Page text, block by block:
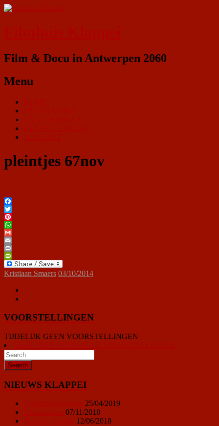
Film & Docu in Antwerpen 2060
Menu
pleintjes 67nov
Facebook
Twitter
Pinterest
WhatsApp
Gmail
Email
Print
PrintFriendly
Kristiaan Smaers 03/10/2014
VOORSTELLINGEN
TIJDELIJK GEEN VOORSTELLINGEN
NIEUWS KLAPPEI
25/04/2019
07/11/2018
12/06/2018